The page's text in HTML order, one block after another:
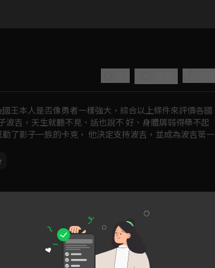
王本人是否像勇者一樣強大，綜合以上條件來評價各國
吉，天生就聽不見、話也說不 好、身體孱弱得舉不起
了影子一族的卡克， 他決定支持波吉，並成為波吉第一